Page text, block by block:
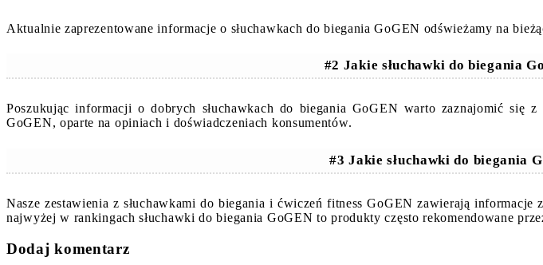
Aktualnie zaprezentowane informacje o słuchawkach do biegania GoGEN odświeżamy na
#2 Jakie słuchawki do biegania
Poszukując informacji o dobrych słuchawkach do biegania GoGEN warto zaznajomić się
GoGEN, oparte na opiniach i doświadczeniach konsumentów.
#3 Jakie słuchawki do biegania
Nasze zestawienia z słuchawkami do biegania i ćwiczeń fitness GoGEN zawierają
najwyżej w rankingach słuchawki do biegania GoGEN to produkty często rekomendowane
Dodaj komentarz